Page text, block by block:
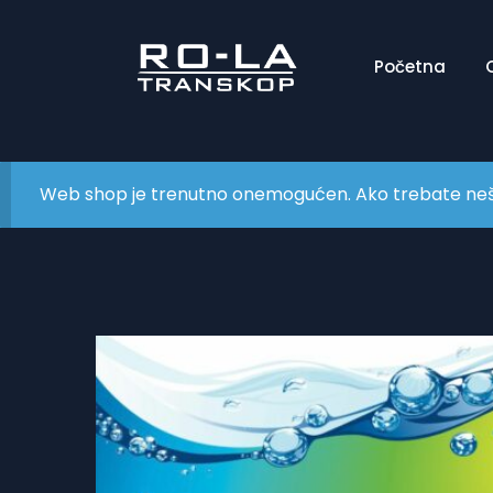
Početna
Web shop je trenutno onemogućen. Ako trebate